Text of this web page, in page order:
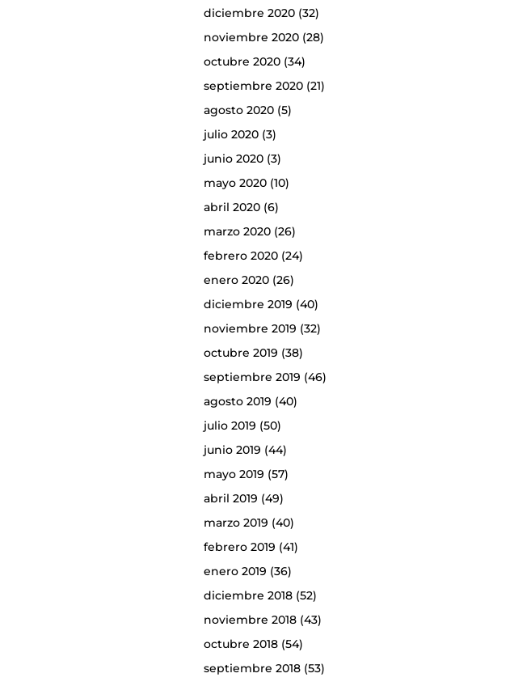
diciembre 2020(32)
noviembre 2020(28)
octubre 2020(34)
septiembre 2020(21)
agosto 2020(5)
julio 2020(3)
junio 2020(3)
mayo 2020(10)
abril 2020(6)
marzo 2020(26)
febrero 2020(24)
enero 2020(26)
diciembre 2019 (40)
noviembre 2019 (32)
octubre 2019 (38)
septiembre 2019 (46)
agosto 2019 (40)
julio 2019 (50)
junio 2019 (44)
mayo 2019 (57)
abril 2019 (49)
marzo 2019 (40)
febrero 2019 (41)
enero 2019 (36)
diciembre 2018(52)
noviembre 2018(43)
octubre 2018(54)
septiembre 2018(53)